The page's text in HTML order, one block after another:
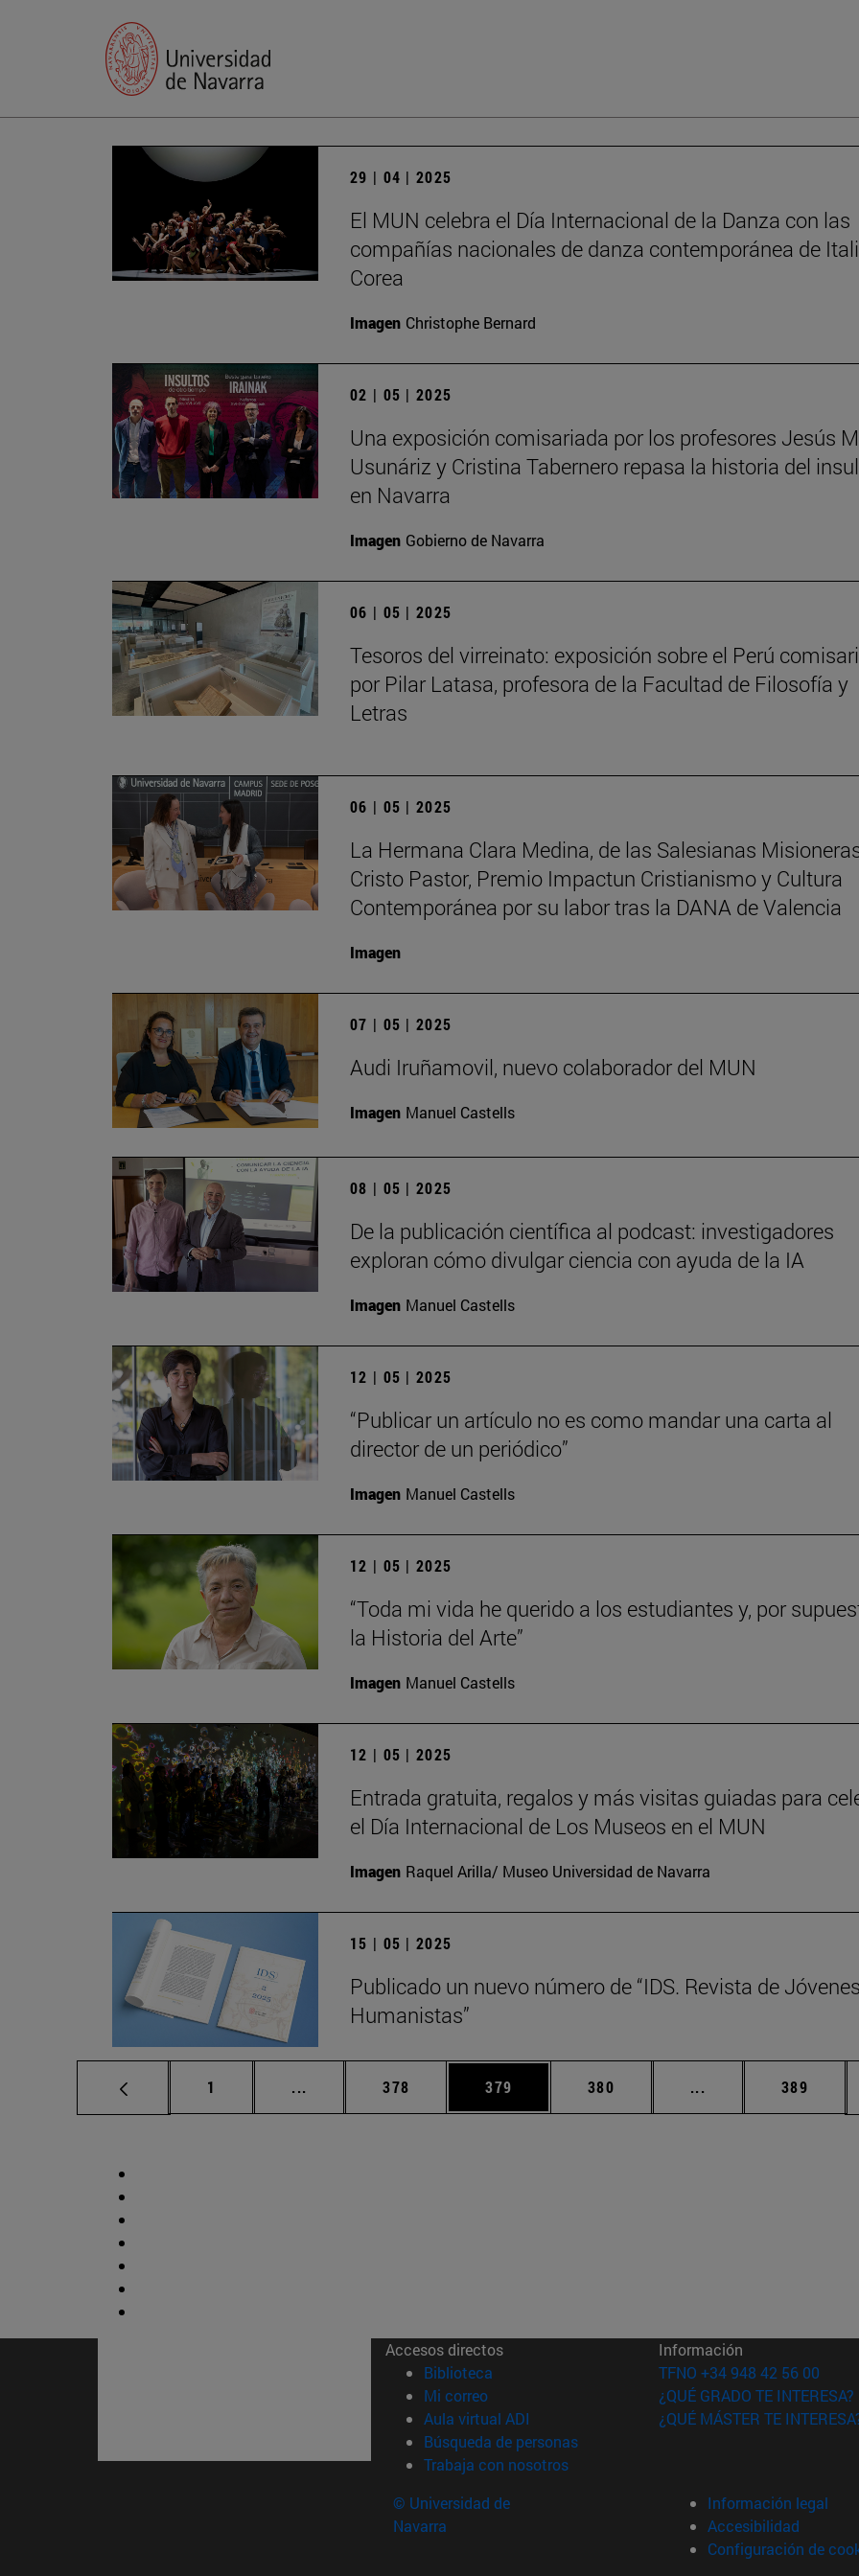
29 | 04 | 2025
El MUN celebra el Día Internacional de la Danza con las
compañías nacionales de danza contemporánea de
Corea
Imagen Christophe Bernard
02 | 05 | 2025
Una exposición comisariada por los profesores Jesús
Usunáriz y Cristina Tabernero repasa la historia del
en Navarra
Imagen Gobierno de Navarra
06 | 05 | 2025
Tesoros del virreinato: exposición sobre el Perú
por Pilar Latasa, profesora de la Facultad de Filosofía y
Letras
06 | 05 | 2025
La Hermana Clara Medina, de las Salesianas
Cristo Pastor, Premio Impactun Cristianismo y Cultura
Contemporánea por su labor tras la DANA de Valencia
Imagen
07 | 05 | 2025
Audi Iruñamovil, nuevo colaborador del MUN
Imagen Manuel Castells
08 | 05 | 2025
De la publicación científica al podcast: investigadores
exploran cómo divulgar ciencia con ayuda de la IA
Imagen Manuel Castells
12 | 05 | 2025
“Publicar un artículo no es como mandar una carta al
director de un periódico”
Imagen Manuel Castells
12 | 05 | 2025
“Toda mi vida he querido a los estudiantes y, por
la Historia del Arte”
Imagen Manuel Castells
12 | 05 | 2025
Entrada gratuita, regalos y más visitas guiadas para
el Día Internacional de Los Museos en el MUN
Imagen Raquel Arilla/ Museo Universidad de Navarra
15 | 05 | 2025
Publicado un nuevo número de “IDS. Revista de Jóvenes
Humanistas”
Página
1 ... Páginas intermedias Use TAB para desplazarse.
Página
378 Página
379 Página
380 ... Páginas intermedias
Página
389
Accesos directos
Biblioteca (abre en nueva ventana)
Mi correo(abre en nueva ventana)
Aula virtual ADI (abre en nueva ventana)
Búsqueda de personas(abre en nueva ventana)
Trabaja con nosotros(abre en nueva ventana)
Información
TFNO +34 948 42 56 00
¿QUÉ GRADO TE INTERESA?
¿QUÉ MÁSTER TE
© Universidad de
Navarra
Información legal
Accesibilidad
Configuración de